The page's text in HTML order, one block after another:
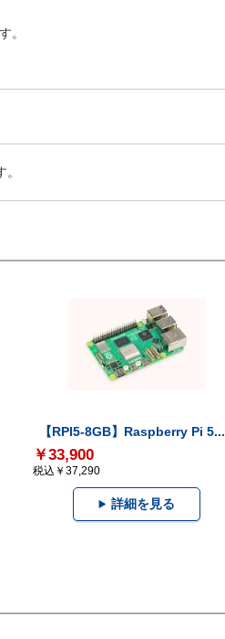
。
【RPI5-8GB】Raspberry Pi 5...
￥33,900
税込￥37,290
詳細を見る